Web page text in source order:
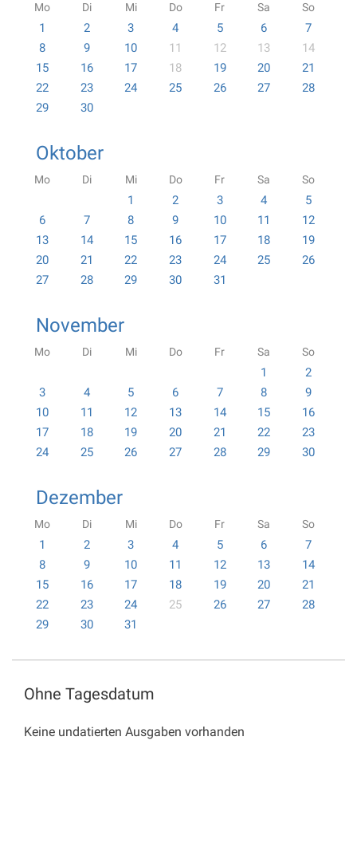
Mo Di Mi Do Fr Sa So
1 2 3 4 5 6
7
8
9 10 11 12 13
14
15
16 17 18 19 20
21
22
23 24 25 26 27
28
29
30
Oktober
Mo Di Mi Do Fr Sa So
1 2 3 4
5
6
7 8 9 10 11
12
13
14 15 16 17 18
19
20
21 22 23 24 25
26
27
28 29 30 31
November
Mo Di Mi Do Fr Sa So
1
2
3
4 5 6 7 8
9
10
11 12 13 14 15
16
17
18 19 20 21 22
23
24
25 26 27 28 29 30
Dezember
Mo Di Mi Do Fr Sa So
1 2 3 4 5 6
7
8
9 10 11 12 13
14
15
16 17 18 19 20
21
22
23 24 25 26 27
28
29
30 31
Ohne Tagesdatum
Keine undatierten Ausgaben vorhanden